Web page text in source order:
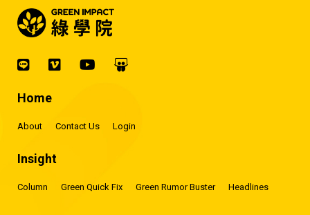
Home
About Contact Us Login
Insight
Column Green Quick Fix Green Rumor Buster Headlines